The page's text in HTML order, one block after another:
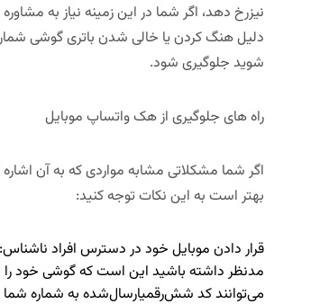
نیزرخ دهد، اگر شما در این زمینه نیاز به
دلیل هنگ کردن یا خالی شدن باتری گوشی
شوید جلوگیری شود.
راه های جلوگیری از هک واتساپ موبایل
اگر شما مشکلاتی مشابه مواردی که به آن
بهتر است به این نکات توجه کنید:
قرار دادن موبایل خود در دسترس افراد
مدنظر داشته باشید این است که گوشی خود را